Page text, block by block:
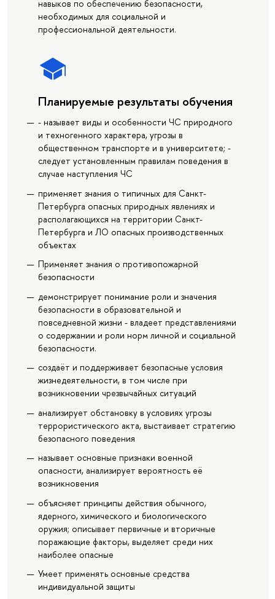
навыков по обеспечению безопасности,
необходимых для социальной и
профессиональной деятельности.
Планируемые результаты обучения
- называет виды и особенности ЧС природного
и техногенного характера, угрозы в
общественном транспорте и в университете; -
следует установленным правилам поведения в
случае наступления ЧС
применяет знания о типичных для Санкт-
Петербурга опасных природных явлениях и
располагающихся на территории Санкт-
Петербурга и ЛО опасных производственных
объектах
Применяет знания о противопожарной
безопасности
демонстрирует понимание роли и значения
безопасности в образовательной и
повседневной жизни - владеет представлениями
о содержании и роли норм личной и социальной
безопасности.
создаёт и поддерживает безопасные условия
жизнедеятельности, в том числе при
возникновении чрезвычайных ситуаций
анализирует обстановку в условиях угрозы
террористического акта, выстаивает стратегию
безопасного поведения
называет основные признаки военной
опасности, анализирует вероятность её
возникновения
объясняет принципы действия обычного,
ядерного, химического и биологического
оружия; описывает первичные и вторичные
поражающие факторы, выделяет среди них
наиболее опасные
Умеет применять основные средства
индивидуальной защиты